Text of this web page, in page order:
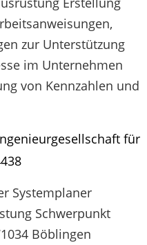
zur Unterstützung
im Unternehmen
von Kennzahlen und
für
Systemplaner
Schwerpunkt
Böblingen